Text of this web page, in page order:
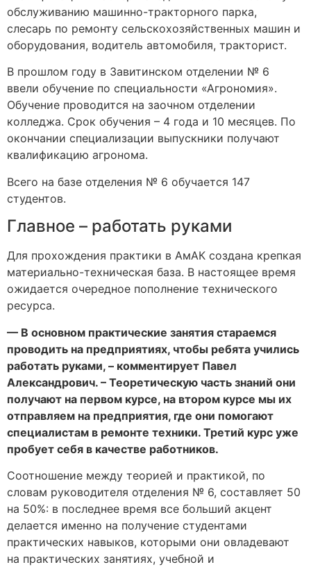
обслуживанию машинно-тракторного парка,
слесарь по ремонту сельскохозяйственных машин и
оборудования, водитель автомобиля, тракторист.
В прошлом году в Завитинском отделении № 6
ввели обучение по специальности «Агрономия».
Обучение проводится на заочном отделении
колледжа. Срок обучения – 4 года и 10 месяцев. По
окончании специализации выпускники получают
квалификацию агронома.
Всего на базе отделения № 6 обучается 147
студентов.
Главное – работать руками
Для прохождения практики в АмАК создана крепкая
материально-техническая база. В настоящее время
ожидается очередное пополнение технического
ресурса.
— В основном практические занятия стараемся
проводить на предприятиях, чтобы ребята учились
работать руками, – комментирует Павел
Александрович. – Теоретическую часть знаний они
получают на первом курсе, на втором курсе мы их
отправляем на предприятия, где они помогают
специалистам в ремонте техники. Третий курс уже
пробует себя в качестве работников.
Соотношение между теорией и практикой, по
словам руководителя отделения № 6, составляет 50
на 50%: в последнее время все больший акцент
делается именно на получение студентами
практических навыков, которыми они овладевают
на практических занятиях, учебной и